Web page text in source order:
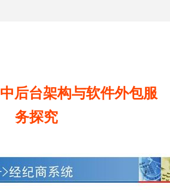
后台架构与软件外包服
务探究